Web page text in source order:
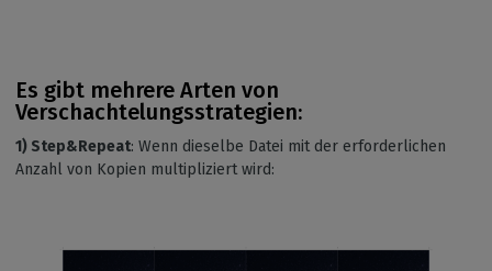
Es gibt mehrere Arten von
Verschachtelungsstrategien:
1) Step&Repeat: Wenn dieselbe Datei mit der erforderlichen
Anzahl von Kopien multipliziert wird: